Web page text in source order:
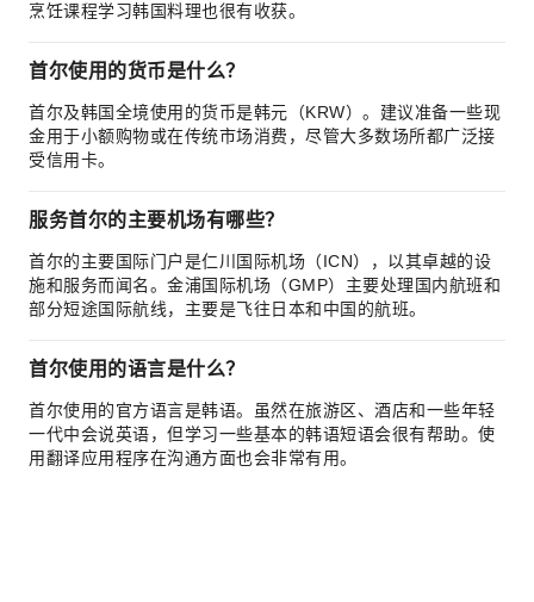
烹饪课程学习韩国料理也很有收获。
首尔使用的货币是什么？
首尔及韩国全境使用的货币是韩元（KRW）。建议准备一些现
金用于小额购物或在传统市场消费，尽管大多数场所都广泛接
受信用卡。
服务首尔的主要机场有哪些？
首尔的主要国际门户是仁川国际机场（ICN），以其卓越的设
施和服务而闻名。金浦国际机场（GMP）主要处理国内航班和
部分短途国际航线，主要是飞往日本和中国的航班。
首尔使用的语言是什么？
首尔使用的官方语言是韩语。虽然在旅游区、酒店和一些年轻
一代中会说英语，但学习一些基本的韩语短语会很有帮助。使
用翻译应用程序在沟通方面也会非常有用。